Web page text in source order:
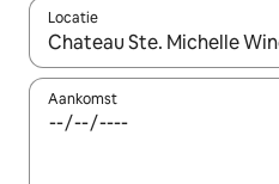
Locatie
Wanneer er suggesties
Aankomst